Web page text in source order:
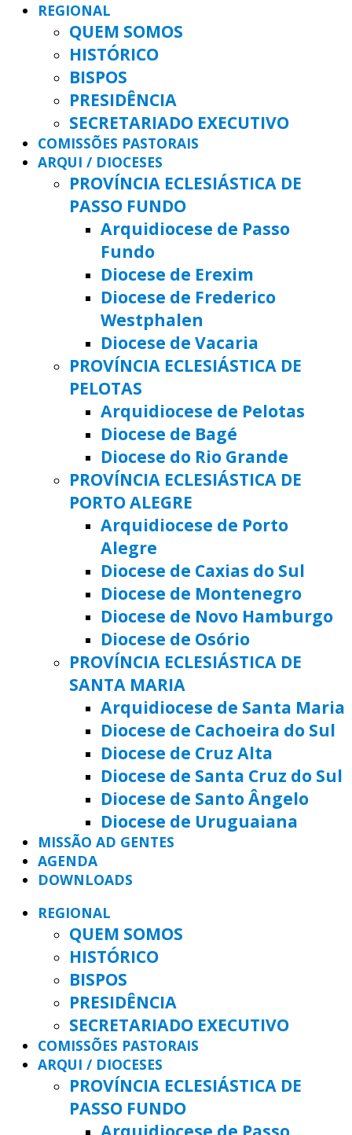
REGIONAL
QUEM SOMOS
HISTÓRICO
BISPOS
PRESIDÊNCIA
SECRETARIADO EXECUTIVO
COMISSÕES PASTORAIS
ARQUI / DIOCESES
PROVÍNCIA ECLESIÁSTICA DE
PASSO FUNDO
Arquidiocese de Passo
Fundo
Diocese de Erexim
Diocese de Frederico
Westphalen
Diocese de Vacaria
PROVÍNCIA ECLESIÁSTICA DE
PELOTAS
Arquidiocese de Pelotas
Diocese de Bagé
Diocese do Rio Grande
PROVÍNCIA ECLESIÁSTICA DE
PORTO ALEGRE
Arquidiocese de Porto
Alegre
Diocese de Caxias do Sul
Diocese de Montenegro
Diocese de Novo Hamburgo
Diocese de Osório
PROVÍNCIA ECLESIÁSTICA DE
SANTA MARIA
Arquidiocese de Santa Maria
Diocese de Cachoeira do Sul
Diocese de Cruz Alta
Diocese de Santa Cruz do Sul
Diocese de Santo Ângelo
Diocese de Uruguaiana
MISSÃO AD GENTES
AGENDA
DOWNLOADS
REGIONAL
QUEM SOMOS
HISTÓRICO
BISPOS
PRESIDÊNCIA
SECRETARIADO EXECUTIVO
COMISSÕES PASTORAIS
ARQUI / DIOCESES
PROVÍNCIA ECLESIÁSTICA DE
PASSO FUNDO